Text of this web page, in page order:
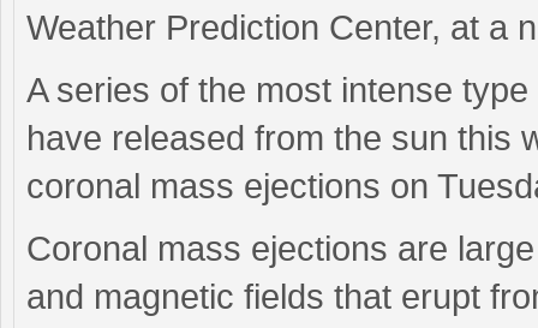
Weather Prediction Center, at a
A series of the most intense
have released from the sun this
coronal mass ejections on
Coronal mass ejections are
and magnetic fields that erupt